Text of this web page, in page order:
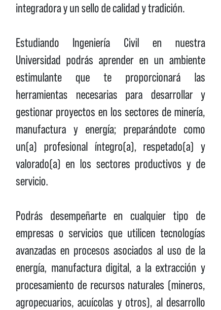
integradora y un sello de calidad y tradición.
Estudiando Ingeniería Civil en nuestra
Universidad podrás aprender en un ambiente
estimulante que te proporcionará las
herramientas necesarias para desarrollar y
gestionar proyectos en los sectores de minería,
manufactura y energía; preparándote como
un(a) profesional íntegro(a), respetado(a) y
valorado(a) en los sectores productivos y de
servicio.
Podrás desempeñarte en cualquier tipo de
empresas o servicios que utilicen tecnologías
avanzadas en procesos asociados al uso de la
energía, manufactura digital, a la extracción y
procesamiento de recursos naturales (mineros,
agropecuarios, acuícolas y otros), al desarrollo